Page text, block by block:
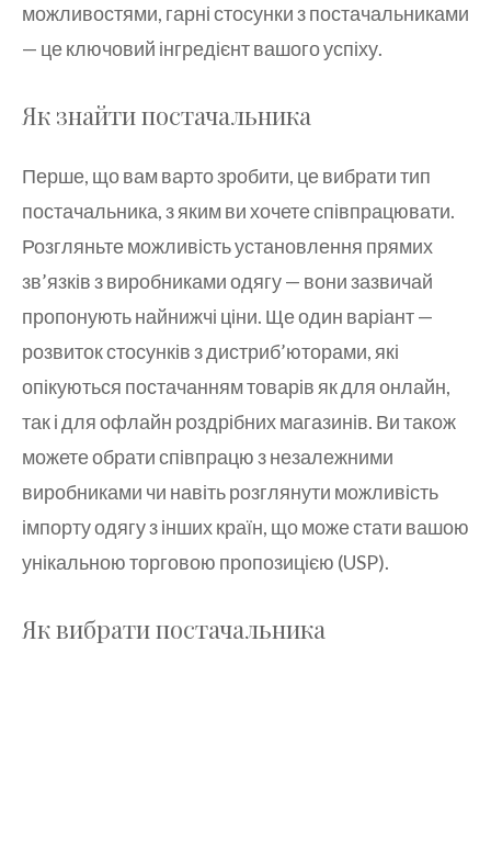
можливостями, гарні стосунки з постачальниками
— це ключовий інгредієнт вашого успіху.
Як знайти постачальника
Перше, що вам варто зробити, це вибрати тип
постачальника, з яким ви хочете співпрацювати.
Розгляньте можливість установлення прямих
зв’язків з виробниками одягу — вони зазвичай
пропонують найнижчі ціни. Ще один варіант —
розвиток стосунків з дистриб’юторами, які
опікуються постачанням товарів як для онлайн,
так і для офлайн роздрібних магазинів. Ви також
можете обрати співпрацю з незалежними
виробниками чи навіть розглянути можливість
імпорту одягу з інших країн, що може стати вашою
унікальною торговою пропозицією (USP).
Як вибрати постачальника